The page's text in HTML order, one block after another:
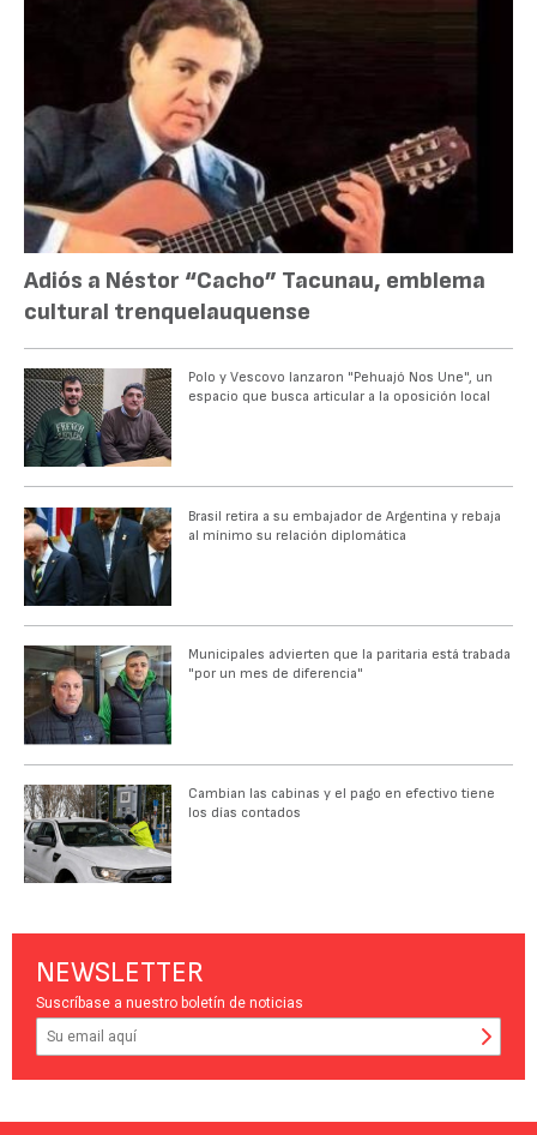
Adiós a Néstor “Cacho” Tacunau, emblema
cultural trenquelauquense
Polo y Vescovo lanzaron "Pehuajó Nos Une", un
espacio que busca articular a la oposición local
Brasil retira a su embajador de Argentina y rebaja
al mínimo su relación diplomática
Municipales advierten que la paritaria está trabada
"por un mes de diferencia"
Cambian las cabinas y el pago en efectivo tiene
los días contados
NEWSLETTER
Suscríbase a nuestro boletín de noticias